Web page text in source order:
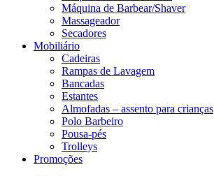
Máquina de Barbear/Shaver
Massageador
Secadores
Mobiliário
Cadeiras
Rampas de Lavagem
Bancadas
Estantes
Almofadas – assento para crianças
Polo Barbeiro
Pousa-pés
Trolleys
Promoções